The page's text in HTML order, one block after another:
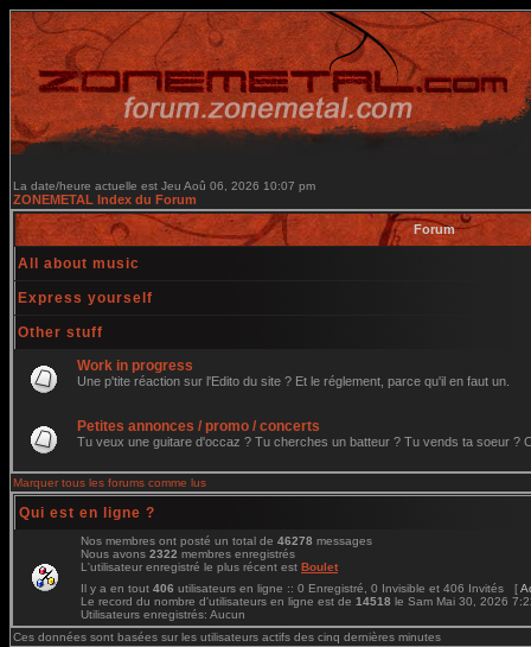
La date/heure actuelle est Jeu Aoû 06, 2026 10:07 pm
ZONEMETAL Index du Forum
Forum
All about music
Express yourself
Other stuff
Work in progress
Une p'tite réaction sur l'Edito du site ? Et le réglement, parce qu'il en faut un.
Petites annonces / promo / concerts
Tu veux une guitare d'occaz ? Tu cherches un batteur ? Tu vends ta soeur ?
Marquer tous les forums comme lus
Qui est en ligne ?
Nos membres ont posté un total de 46278 messages
Nous avons 2322 membres enregistrés
L'utilisateur enregistré le plus récent est Boulet
Il y a en tout 406 utilisateurs en ligne :: 0 Enregistré, 0 Invisible et 406 Invités [
Le record du nombre d'utilisateurs en ligne est de 14518 le Sam Mai 30, 2026
Utilisateurs enregistrés: Aucun
Ces données sont basées sur les utilisateurs actifs des cinq dernières minutes